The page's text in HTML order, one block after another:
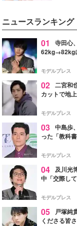
好さ
ク。
すヒ
生理
ニュースランキング
01
寺田心
62kg→82kg
「かっこいい
モデルプレス
02 二宮和
カットで地
モデルプレス
03 中島歩
った「教科
モデルプレス
04 及川光
中「交際し
モデルプレス
05
戸塚純
くださる皆